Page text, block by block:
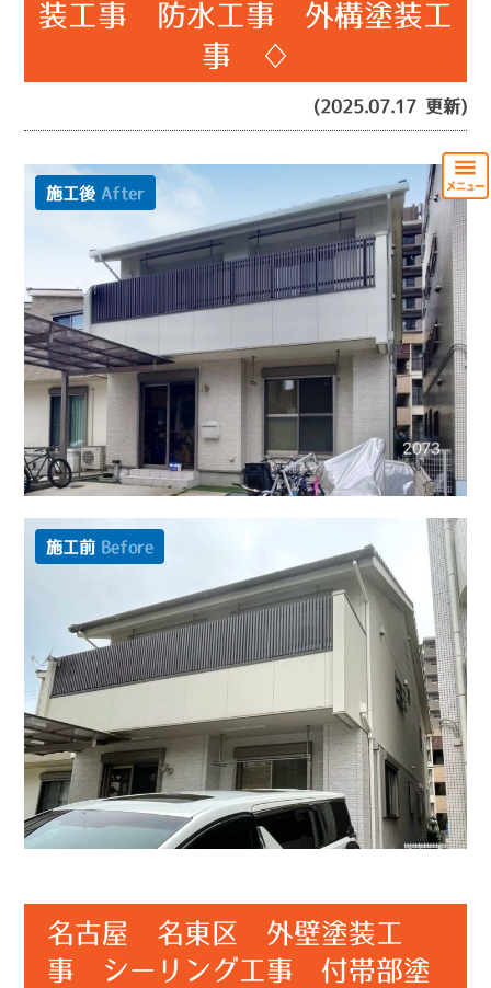
装工事 防水工事 外構塗装工
事 ♢
(2025.07.17 更新)
施工後 After
施工前 Before
名古屋 名東区 外壁塗装工
事 シーリング工事 付帯部塗